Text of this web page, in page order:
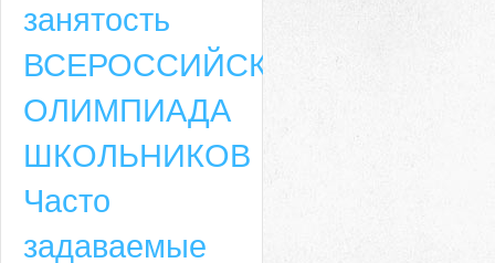
занятость
ВСЕРОССИЙСКАЯ
ОЛИМПИАДА
ШКОЛЬНИКОВ
Часто
задаваемые